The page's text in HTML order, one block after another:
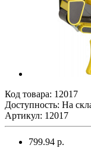
Код товара: 12017
Доступность: На
Артикул: 12017
799.94 р.